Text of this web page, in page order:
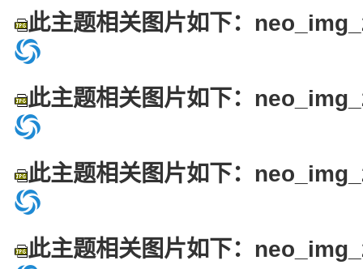
此主题相关图片如下：
此主题相关图片如下：
此主题相关图片如下：
此主题相关图片如下：